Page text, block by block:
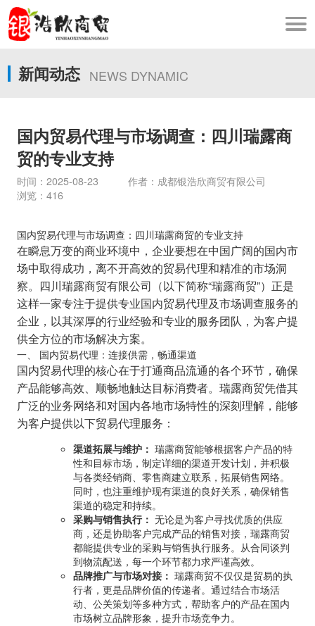
新闻动态 NEWS DYNAMIC
国内贸易代理与市场调查：四川瑞露商
贸的专业支持
时间：2025-08-23 作者：成都银浩欣商贸有限公司
浏览：416
国内贸易代理与市场调查：四川瑞露商贸的专业支持
在瞬息万变的商业环境中，企业要想在中国广阔的国内市
场中取得成功，离不开高效的贸易代理和精准的市场洞
察。四川瑞露商贸有限公司（以下简称“瑞露商贸”）正是
这样一家专注于提供专业国内贸易代理及市场调查服务的
企业，以其深厚的行业经验和专业的服务团队，为客户提
供全方位的市场解决方案。
一、 国内贸易代理：连接供需，畅通渠道
国内贸易代理的核心在于打通商品流通的各个环节，确保
产品能够高效、顺畅地触达目标消费者。瑞露商贸凭借其
广泛的业务网络和对国内各地市场特性的深刻理解，能够
为客户提供以下贸易代理服务：
渠道拓展与维护： 瑞露商贸能够根据客户产品的特
性和目标市场，制定详细的渠道开发计划，并积极
与各类经销商、零售商建立联系，拓展销售网络。
同时，也注重维护现有渠道的良好关系，确保销售
渠道的稳定和持续。
采购与销售执行： 无论是为客户寻找优质的供应
商，还是协助客户完成产品的销售对接，瑞露商贸
都能提供专业的采购与销售执行服务。从合同谈判
到物流配送，每一个环节都力求严谨高效。
品牌推广与市场对接： 瑞露商贸不仅仅是贸易的执
行者，更是品牌价值的传递者。通过结合市场活
动、公关策划等多种方式，帮助客户的产品在国内
市场树立品牌形象，提升市场竞争力。